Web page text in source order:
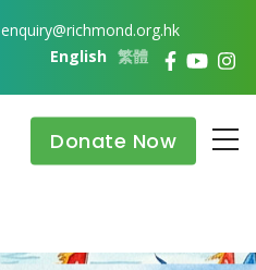
enquiry@richmond.org.hk
繁體
English
Donate Now